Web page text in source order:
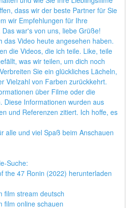
dass wir der beste Partner für Sie
wir Empfehlungen für Ihre
war's von uns, liebe Grüße!
das Video heute angesehen haben.
die Videos, die ich teile. Like, teile
was wir teilen, um dich noch
Sie ein glückliches Lächeln,
Vielzahl von Farben zurückkehrt.
über Filme oder die
Diese Informationen wurden aus
und Referenzen zitiert. Ich hoffe, es
und viel Spaß beim Anschauen
Suche:
the 47 Ronin (2022) herunterladen
film stream deutsch
film online schauen